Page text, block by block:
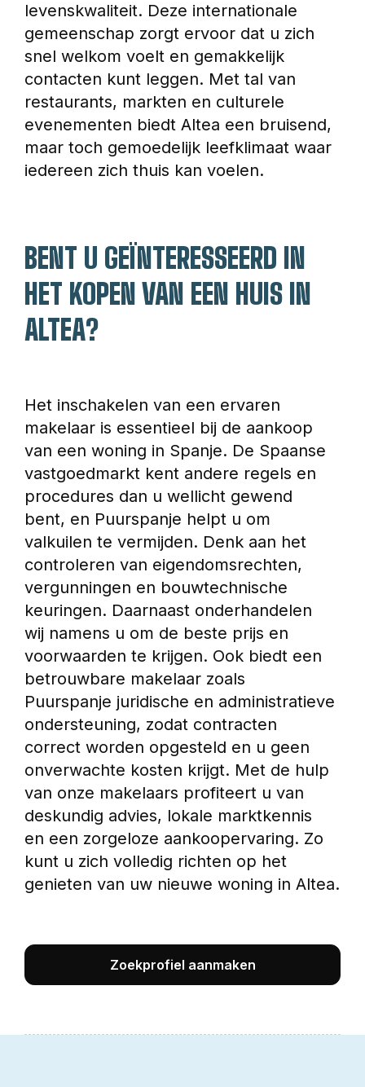
levenskwaliteit. Deze internationale
gemeenschap zorgt ervoor dat u zich
snel welkom voelt en gemakkelijk
contacten kunt leggen. Met tal van
restaurants, markten en culturele
evenementen biedt Altea een bruisend,
maar toch gemoedelijk leefklimaat waar
iedereen zich thuis kan voelen.
BENT U GEÏNTERESSEERD IN
HET KOPEN VAN EEN HUIS IN
ALTEA?
Het inschakelen van een ervaren
makelaar is essentieel bij de aankoop
van een woning in Spanje. De Spaanse
vastgoedmarkt kent andere regels en
procedures dan u wellicht gewend
bent, en Puurspanje helpt u om
valkuilen te vermijden. Denk aan het
controleren van eigendomsrechten,
vergunningen en bouwtechnische
keuringen. Daarnaast onderhandelen
wij namens u om de beste prijs en
voorwaarden te krijgen. Ook biedt een
betrouwbare makelaar zoals
Puurspanje juridische en administratieve
ondersteuning, zodat contracten
correct worden opgesteld en u geen
onverwachte kosten krijgt. Met de hulp
van onze makelaars profiteert u van
deskundig advies, lokale marktkennis
en een zorgeloze aankoopervaring. Zo
kunt u zich volledig richten op het
genieten van uw nieuwe woning in Altea.
Zoekprofiel aanmaken